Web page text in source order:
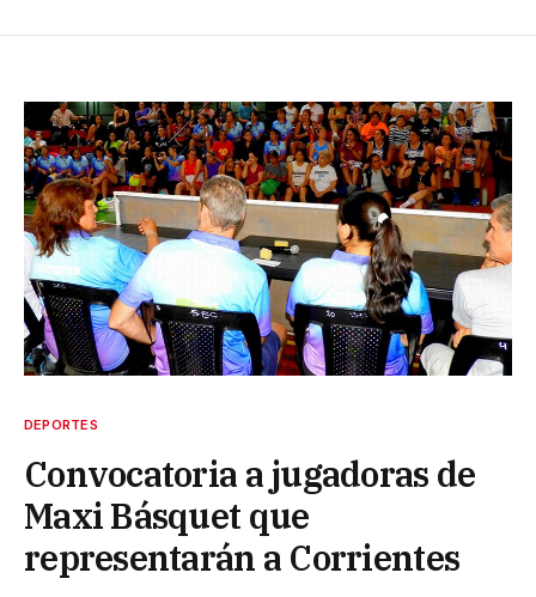
DEPORTES
Convocatoria a jugadoras de
Maxi Básquet que
representarán a Corrientes